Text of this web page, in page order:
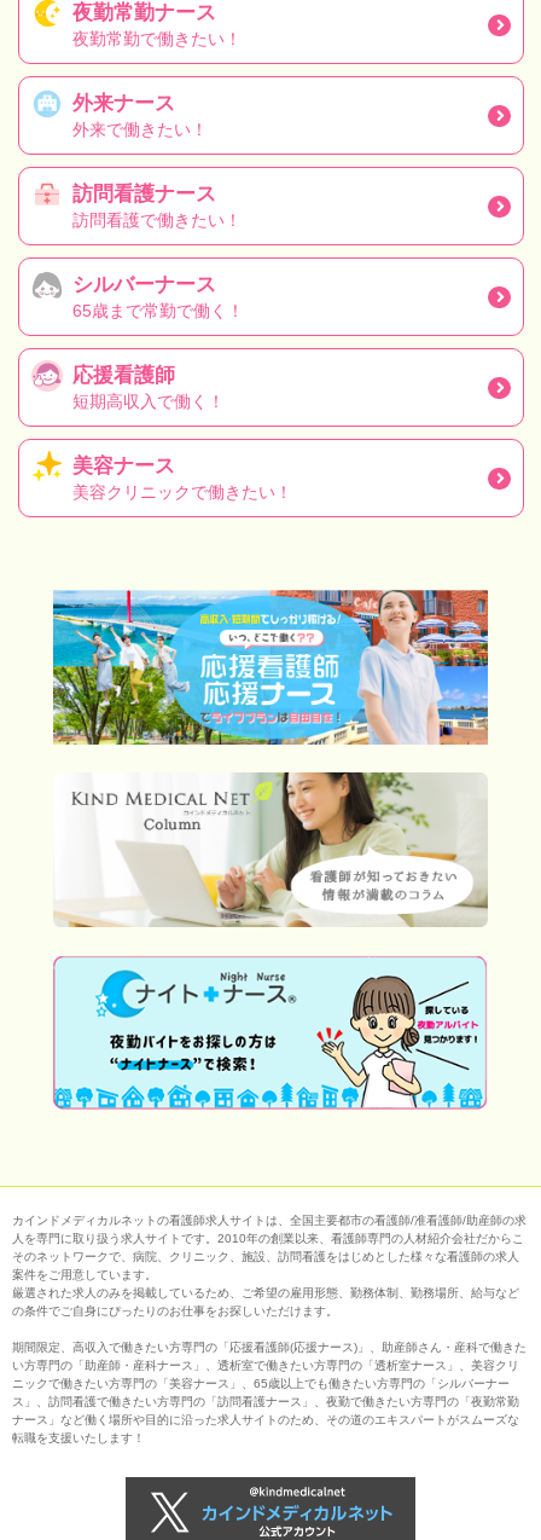
夜勤常勤ナース
夜勤常勤で働きたい！
外来ナース
外来で働きたい！
訪問看護ナース
訪問看護で働きたい！
シルバーナース
65歳まで常勤で働く！
応援看護師
短期高収入で働く！
美容ナース
美容クリニックで働きたい！
カインドメディカルネットの看護師求人サイトは、全国主要都市の看護師/准看護師/助産師の求
人を専門に取り扱う求人サイトです。2010年の創業以来、看護師専門の人材紹介会社だからこ
そのネットワークで、病院、クリニック、施設、訪問看護をはじめとした様々な看護師の求人
案件をご用意しています。
厳選された求人のみを掲載しているため、ご希望の雇用形態、勤務体制、勤務場所、給与など
の条件でご自身にぴったりのお仕事をお探しいただけます。
期間限定、高収入で働きたい方専門の「応援看護師(応援ナース)」、助産師さん・産科で働きた
い方専門の「助産師・産科ナース」、透析室で働きたい方専門の「透析室ナース」、美容クリ
ニックで働きたい方専門の「美容ナース」、65歳以上でも働きたい方専門の「シルバーナー
ス」、訪問看護で働きたい方専門の「訪問看護ナース」、夜勤で働きたい方専門の「夜勤常勤
ナース」など働く場所や目的に沿った求人サイトのため、その道のエキスパートがスムーズな
転職を支援いたします！